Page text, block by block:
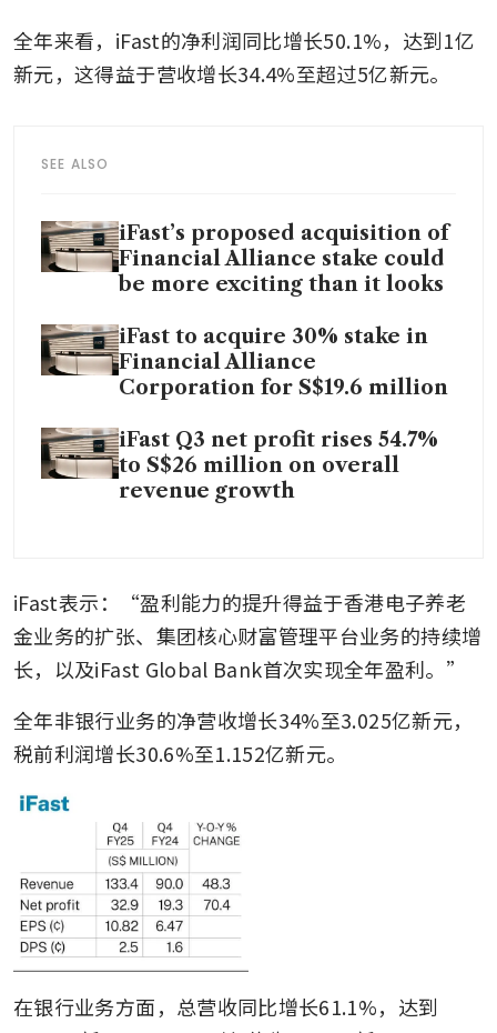
全年来看，iFast的净利润同比增长50.1%，达到1亿
新元，这得益于营收增长34.4%至超过5亿新元。
SEE ALSO
iFast’s proposed acquisition of
Financial Alliance stake could
be more exciting than it looks
iFast to acquire 30% stake in
Financial Alliance
Corporation for S$19.6 million
iFast Q3 net profit rises 54.7%
to S$26 million on overall
revenue growth
iFast表示：“盈利能力的提升得益于香港电子养老
金业务的扩张、集团核心财富管理平台业务的持续增
长，以及iFast Global Bank首次实现全年盈利。”
全年非银行业务的净营收增长34%至3.025亿新元，
税前利润增长30.6%至1.152亿新元。
在银行业务方面，总营收同比增长61.1%，达到